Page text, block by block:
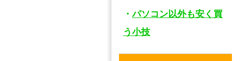
・パソコン以外も安く買
う小技